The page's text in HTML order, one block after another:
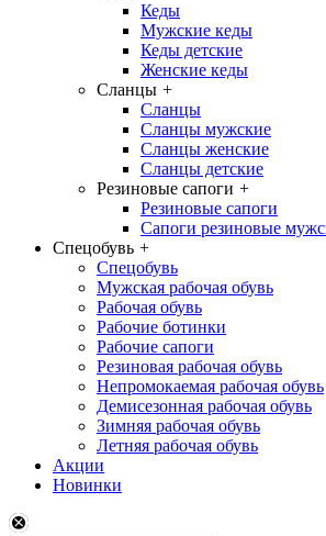
Кеды
Мужские кеды
Кеды детские
Женские кеды
Сланцы +
Сланцы
Сланцы мужские
Сланцы женские
Сланцы детские
Резиновые сапоги +
Резиновые сапоги
Сапоги резиновые
Спецобувь +
Спецобувь
Мужская рабочая обувь
Рабочая обувь
Рабочие ботинки
Рабочие сапоги
Резиновая рабочая обувь
Непромокаемая рабочая обувь
Демисезонная рабочая обувь
Зимняя рабочая обувь
Летняя рабочая обувь
Акции
Новинки